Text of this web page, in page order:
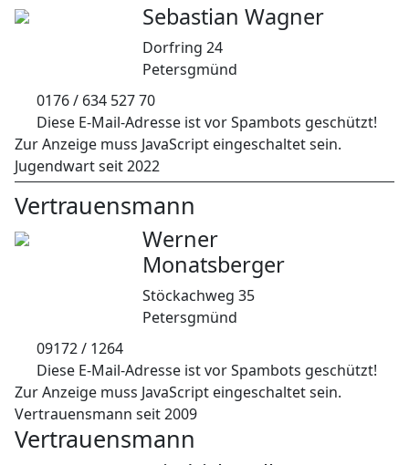
Sebastian Wagner
Dorfring 24
Petersgmünd
0176 / 634 527 70
Diese E-Mail-Adresse ist vor Spambots geschützt!
Zur Anzeige muss JavaScript eingeschaltet sein.
Jugendwart seit 2022
Vertrauensmann
Werner
Monatsberger
Stöckachweg 35
Petersgmünd
09172 / 1264
Diese E-Mail-Adresse ist vor Spambots geschützt!
Zur Anzeige muss JavaScript eingeschaltet sein.
Vertrauensmann seit 2009
Vertrauensmann